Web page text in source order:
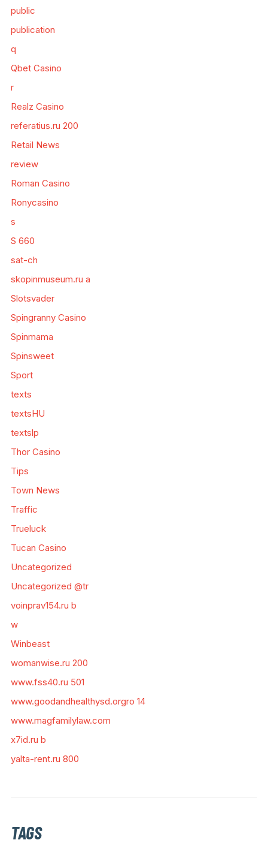
public
publication
q
Qbet Casino
r
Realz Casino
referatius.ru 200
Retail News
review
Roman Casino
Ronycasino
s
S 660
sat-ch
skopinmuseum.ru a
Slotsvader
Spingranny Casino
Spinmama
Spinsweet
Sport
texts
textsHU
textslp
Thor Casino
Tips
Town News
Traffic
Trueluck
Tucan Casino
Uncategorized
Uncategorized @tr
voinprav154.ru b
w
Winbeast
womanwise.ru 200
www.fss40.ru 501
www.goodandhealthysd.orgro 14
www.magfamilylaw.com
x7id.ru b
yalta-rent.ru 800
TAGS